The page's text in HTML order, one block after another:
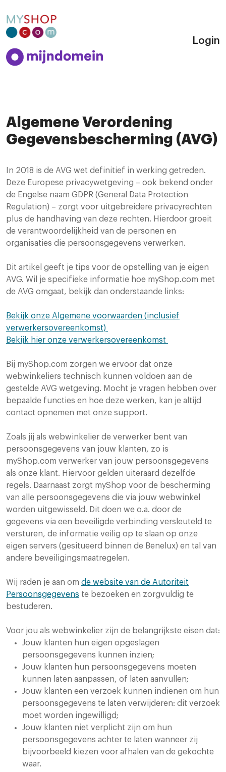
Login
Algemene Verordening
Gegevensbescherming (AVG)
In 2018 is de AVG wet definitief in werking getreden.
Deze Europese privacywetgeving – ook bekend onder
de Engelse naam GDPR (General Data Protection
Regulation) – zorgt voor uitgebreidere privacyrechten
plus de handhaving van deze rechten. Hierdoor groeit
de verantwoordelijkheid van de personen en
organisaties die persoonsgegevens verwerken.
Dit artikel geeft je tips voor de opstelling van je eigen
AVG. Wil je specifieke informatie hoe myShop.com met
de AVG omgaat, bekijk dan onderstaande links:
Bekijk onze Algemene voorwaarden (inclusief
verwerkersovereenkomst)
Bekijk hier onze verwerkersovereenkomst
Bij myShop.com zorgen we ervoor dat onze
webwinkeliers technisch kunnen voldoen aan de
gestelde AVG wetgeving. Mocht je vragen hebben over
bepaalde functies en hoe deze werken, kan je altijd
contact opnemen met onze support.
Zoals jij als webwinkelier de verwerker bent van
persoonsgegevens van jouw klanten, zo is
myShop.com verwerker van jouw persoonsgegevens
als onze klant. Hiervoor gelden uiteraard dezelfde
regels. Daarnaast zorgt myShop voor de bescherming
van alle persoonsgegevens die via jouw webwinkel
worden uitgewisseld. Dit doen we o.a. door de
gegevens via een beveiligde verbinding versleuteld te
versturen, de informatie veilig op te slaan op onze
eigen servers (gesitueerd binnen de Benelux) en tal van
andere beveiligingsmaatregelen.
Wij raden je aan om de website van de Autoriteit
Persoonsgegevens te bezoeken en zorgvuldig te
bestuderen.
Voor jou als webwinkelier zijn de belangrijkste eisen dat:
Jouw klanten hun eigen opgeslagen
persoonsgegevens kunnen inzien;
Jouw klanten hun persoonsgegevens moeten
kunnen laten aanpassen, of laten aanvullen;
Jouw klanten een verzoek kunnen indienen om hun
persoonsgegevens te laten verwijderen: dit verzoek
moet worden ingewilligd;
Jouw klanten niet verplicht zijn om hun
persoonsgegevens achter te laten wanneer zij
bijvoorbeeld kiezen voor afhalen van de gekochte
waar.